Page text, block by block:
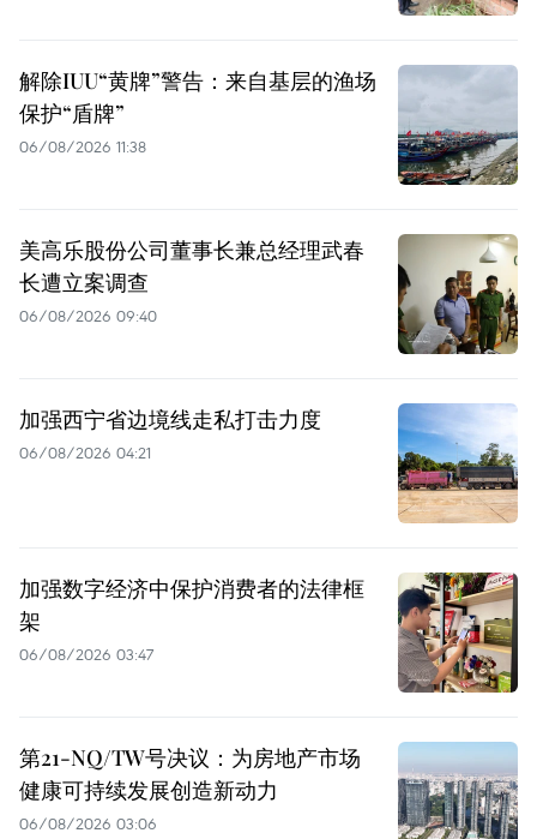
解除IUU“黄牌”警告：来自基层的渔场
保护“盾牌”
06/08/2026 11:38
美高乐股份公司董事长兼总经理武春
长遭立案调查
06/08/2026 09:40
加强西宁省边境线走私打击力度
06/08/2026 04:21
加强数字经济中保护消费者的法律框
架
06/08/2026 03:47
第21-NQ/TW号决议：为房地产市场
健康可持续发展创造新动力
06/08/2026 03:06